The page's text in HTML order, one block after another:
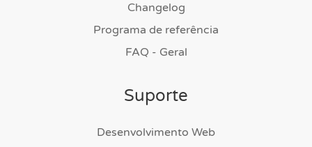
Changelog
Programa de referência
FAQ - Geral
Suporte
Desenvolvimento Web